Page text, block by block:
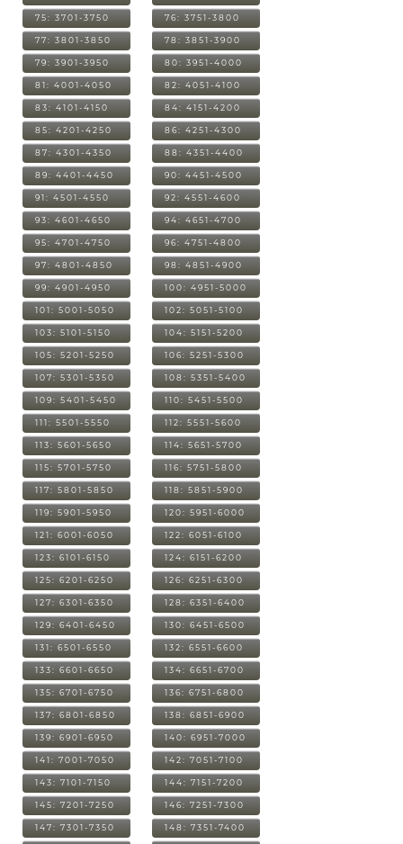
75: 3701-3750 76: 3751-3800
77: 3801-3850 78: 3851-3900
79: 3901-3950 80: 3951-4000
81: 4001-4050 82: 4051-4100
83: 4101-4150 84: 4151-4200
85: 4201-4250 86: 4251-4300
87: 4301-4350 88: 4351-4400
89: 4401-4450 90: 4451-4500
91: 4501-4550 92: 4551-4600
93: 4601-4650 94: 4651-4700
95: 4701-4750 96: 4751-4800
97: 4801-4850 98: 4851-4900
99: 4901-4950 100: 4951-5000
101: 5001-5050 102: 5051-5100
103: 5101-5150 104: 5151-5200
105: 5201-5250 106: 5251-5300
107: 5301-5350 108: 5351-5400
109: 5401-5450 110: 5451-5500
111: 5501-5550 112: 5551-5600
113: 5601-5650 114: 5651-5700
115: 5701-5750 116: 5751-5800
117: 5801-5850 118: 5851-5900
119: 5901-5950 120: 5951-6000
121: 6001-6050 122: 6051-6100
123: 6101-6150 124: 6151-6200
125: 6201-6250 126: 6251-6300
127: 6301-6350 128: 6351-6400
129: 6401-6450 130: 6451-6500
131: 6501-6550 132: 6551-6600
133: 6601-6650 134: 6651-6700
135: 6701-6750 136: 6751-6800
137: 6801-6850 138: 6851-6900
139: 6901-6950 140: 6951-7000
141: 7001-7050 142: 7051-7100
143: 7101-7150 144: 7151-7200
145: 7201-7250 146: 7251-7300
147: 7301-7350 148: 7351-7400